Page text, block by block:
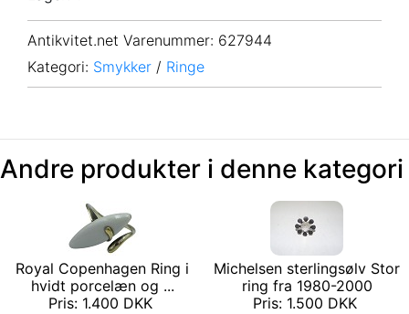
Antikvitet.net Varenummer: 627944
Kategori: Smykker / Ringe
Andre produkter i denne kategori
Royal Copenhagen Ring i
hvidt porcelæn og ...
Pris: 1.400 DKK
Michelsen sterlingsølv Stor
ring fra 1980-2000
Pris: 1.500 DKK